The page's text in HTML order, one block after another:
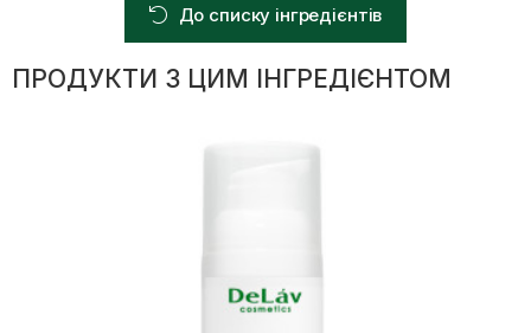
До списку інгредієнтів
ПРОДУКТИ З ЦИМ ІНГРЕДІЄНТОМ